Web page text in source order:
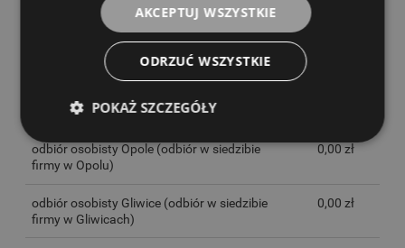
Poczta Polska(Przesyłki poczty Polskiej)
(Fedex)
(Fedex)
odbiór osobisty Opole(odbiór w siedzibie
firmy w Opolu)
0,00 zł
odbiór osobisty Gliwice (odbiór w siedzibie
firmy w Gliwicach)
0,00 zł
AKCEPTUJ WSZYSTKIE
ODRZUĆ WSZYSTKIE
POKAŻ SZCZEGÓŁY